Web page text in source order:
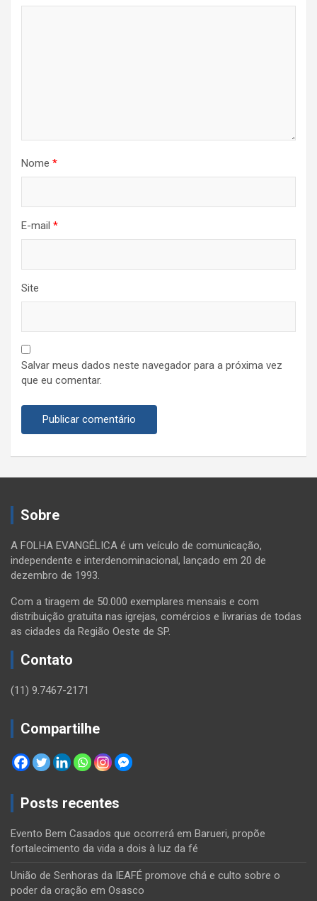
Nome *
E-mail *
Site
Salvar meus dados neste navegador para a próxima vez
que eu comentar.
Sobre
A FOLHA EVANGÉLICA é um veículo de comunicação,
independente e interdenominacional, lançado em 20 de
dezembro de 1993.
Com a tiragem de 50.000 exemplares mensais e com
distribuição gratuita nas igrejas, comércios e livrarias de todas
as cidades da Região Oeste de SP.
Contato
(11) 9.7467-2171
Compartilhe
Posts recentes
Evento Bem Casados que ocorrerá em Barueri, propõe
fortalecimento da vida a dois à luz da fé
União de Senhoras da IEAFÉ promove chá e culto sobre o
poder da oração em Osasco